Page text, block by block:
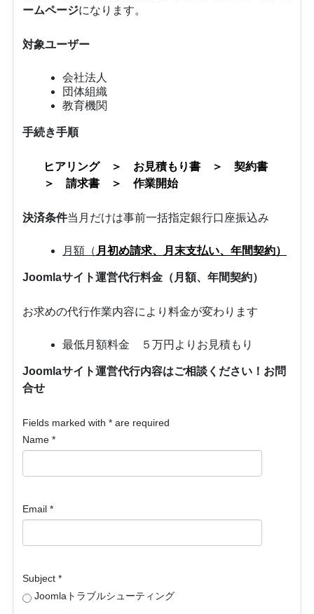
ームページになります。
対象ユーザー
会社法人
団体組織
教育機関
手続き手順
ヒアリング ＞ お見積もり書 ＞ 契約書
＞ 請求書 ＞ 作業開始
決済条件当月だけは事前一括指定銀行口座振込み
月額（ 月初め請求、月末支払い、年間契約）
Joomlaサイト運営代行料金（月額、年間契約）
お求めの代行作業内容により料金が変わります
最低月額料金 ５万円よりお見積もり
Joomlaサイト運営代行内容はご相談ください！ お問
合せ
Fields marked with * are required
Name *
Email *
Subject *
Joomlaトラブルシューティング